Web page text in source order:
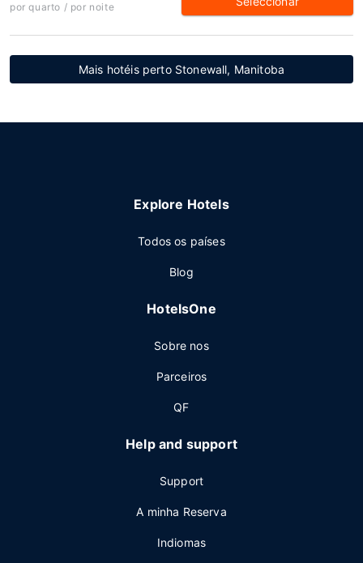
por quarto / por noite
Mais hotéis perto Stonewall, Manitoba
Explore Hotels
Todos os países
Blog
HotelsOne
Sobre nos
Parceiros
QF
Help and support
Support
A minha Reserva
Indiomas